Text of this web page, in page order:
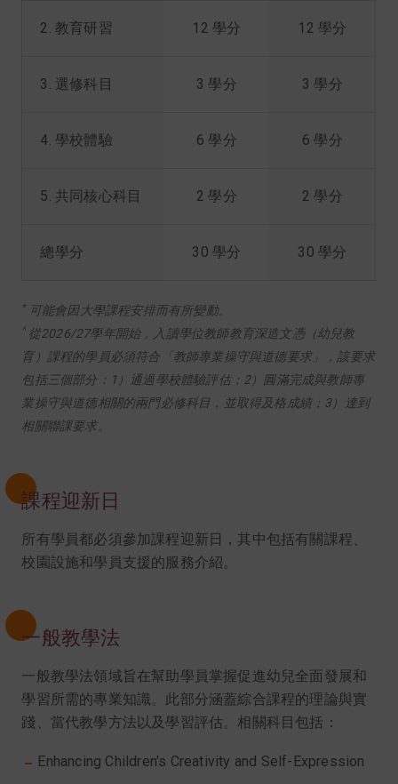
2. 教育研習 12 學分 12 學分
3. 選修科目 3 學分 3 學分
4. 學校體驗 6 學分 6 學分
5. 共同核心科目 2 學分 2 學分
總學分 30 學分 30 學分
* 可能會因大學課程安排而有所變動。
^從2026/27學年開始，入讀學位教師教育深造文憑（幼兒教
育）課程的學員必須符合「教師專業操守與道德要求」，該要求
包括三個部分：1）通過學校體驗評估；2）圓滿完成與教師專
業操守與道德相關的兩門必修科目，並取得及格成績；3）達到
相關聯課要求。
課程迎新日
所有學員都必須參加課程迎新日，其中包括有關課程、
校園設施和學員支援的服務介紹。
一般教學法
一般教學法領域旨在幫助學員掌握促進幼兒全面發展和
學習所需的專業知識。此部分涵蓋綜合課程的理論與實
踐、當代教學方法以及學習評估。相關科目包括：
Enhancing Children's Creativity and Self-Expression